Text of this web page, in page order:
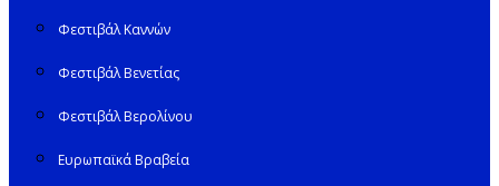
Φεστιβάλ Καννών
Φεστιβάλ Βενετίας
Φεστιβάλ Βερολίνου
Ευρωπαϊκά Βραβεία